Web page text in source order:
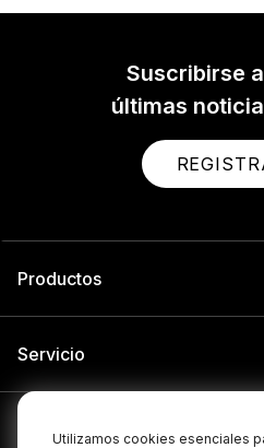
Utilizamos cookies esenciales
Suscribirse
últimas
Productos
Servicio
Compañía